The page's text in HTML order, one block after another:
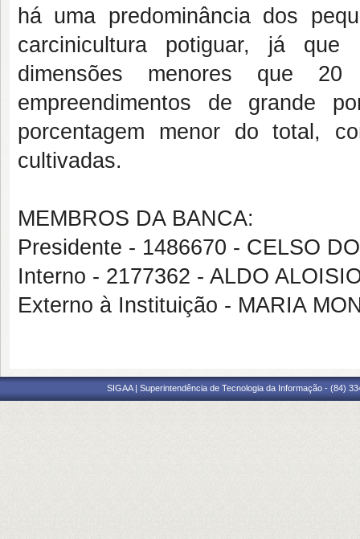
há uma predominância dos
carcinicultura potiguar, já que
dimensões menores que
empreendimentos de grande
porcentagem menor do total,
cultivadas.
MEMBROS DA BANCA:
Presidente - 1486670 - CELSO
Interno - 2177362 - ALDO
Externo à Instituição - MARIA
SIGAA | Superintendência de Tecnologia da Informação - (84)